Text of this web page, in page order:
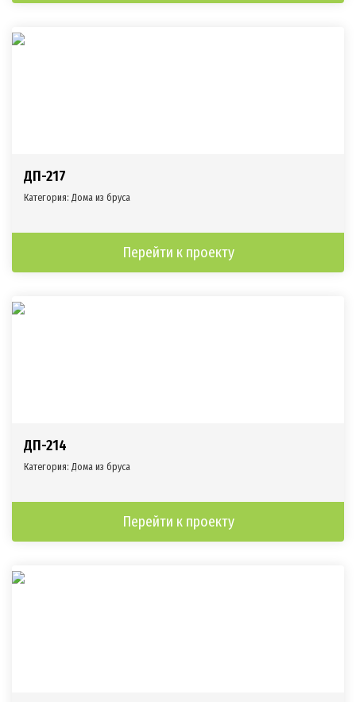
ДП-217
Категория: Дома из бруса
Перейти к проекту
ДП-214
Категория: Дома из бруса
Перейти к проекту